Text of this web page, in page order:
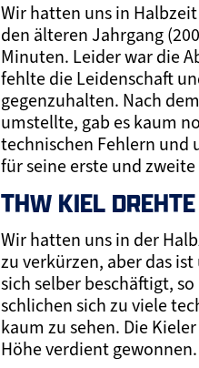
Wir hatten uns in
den älteren Jahrgang
Minuten. Leider war die
fehlte die Leidenschaft
gegenzuhalten. Nach
umstellte, gab es kaum
technischen Fehlern und
für seine erste und
THW KIEL
Wir hatten uns in der
zu verkürzen, aber das
sich selber beschäftigt,
schlichen sich zu viele
kaum zu sehen. Die
Höhe verdient gewonnen.